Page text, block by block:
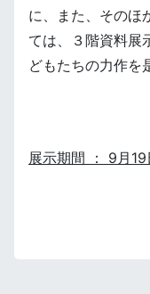
に、また、そのほ
ては、３階資料展
どもたちの力作を
展示期間 ： 9月